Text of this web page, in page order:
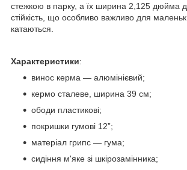
стежкою в парку, а їх ширина 2,125 дюйма
стійкість, що особливо важливо для
катаються.
Характеристики:
винос керма — алюмінієвий;
кермо сталеве, ширина 39 см;
ободи пластикові;
покришки гумові 12”;
матеріал грипс — гума;
сидіння м'яке зі шкірозамінника;